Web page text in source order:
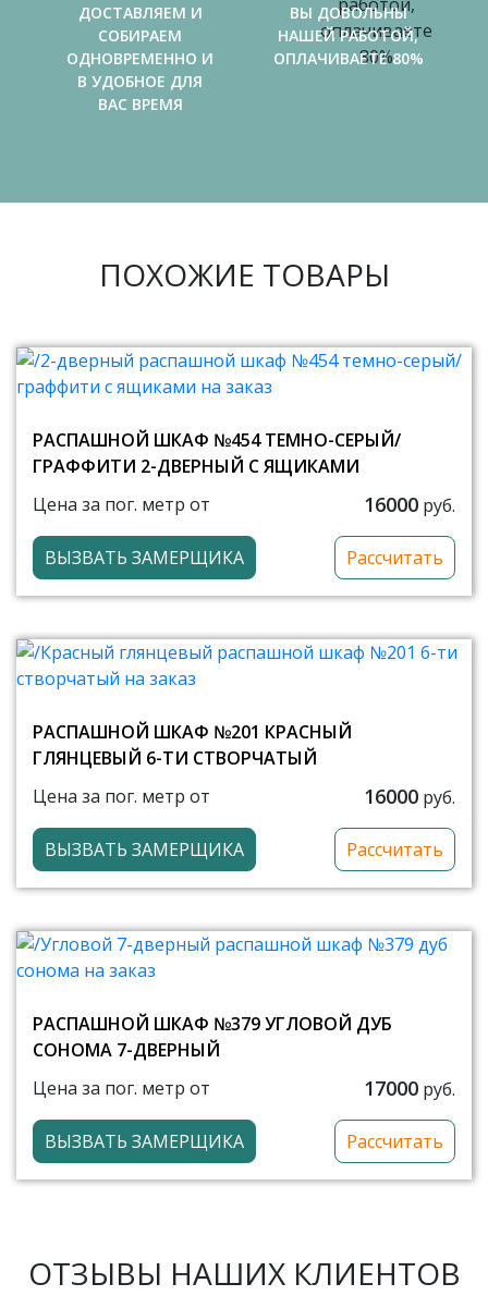
ДОСТАВЛЯЕМ И
СОБИРАЕМ
ОДНОВРЕМЕННО И
В УДОБНОЕ ДЛЯ
ВАС ВРЕМЯ
ВЫ ДОВОЛЬНЫ
НАШЕЙ РАБОТОЙ,
ОПЛАЧИВАЕТЕ 80%
ПОХОЖИЕ ТОВАРЫ
РАСПАШНОЙ ШКАФ №454 ТЕМНО-СЕРЫЙ/
ГРАФФИТИ 2-ДВЕРНЫЙ С ЯЩИКАМИ
Цена за пог. метр от
16000 руб.
ВЫЗВАТЬ ЗАМЕРЩИКА Рассчитать
РАСПАШНОЙ ШКАФ №201 КРАСНЫЙ
ГЛЯНЦЕВЫЙ 6-ТИ СТВОРЧАТЫЙ
Цена за пог. метр от
16000 руб.
ВЫЗВАТЬ ЗАМЕРЩИКА Рассчитать
РАСПАШНОЙ ШКАФ №379 УГЛОВОЙ ДУБ
СОНОМА 7-ДВЕРНЫЙ
Цена за пог. метр от
17000 руб.
ВЫЗВАТЬ ЗАМЕРЩИКА Рассчитать
ОТЗЫВЫ НАШИХ КЛИЕНТОВ